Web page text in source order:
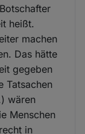
heißt.
machen
Das hätte
gegeben
Tatsachen
wären
Menschen
in